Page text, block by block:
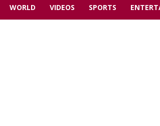
WORLD VIDEOS SPORTS